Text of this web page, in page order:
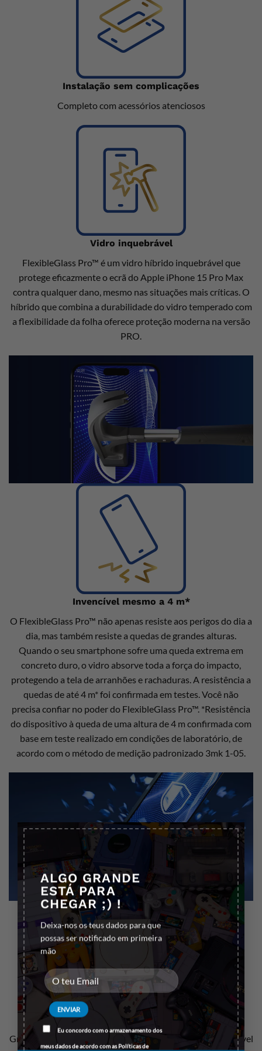
ALGO GRANDE
ESTÁ PARA
CHEGAR ;) !
Deixa-nos os teus dados para que
possas ser notificado em primeira
mão
Eu concordo com o armazenamento dos
meus dados de acordo com asPolíticas de
×
Instalação sem complicações
Completo com acessórios atenciosos
Vidro inquebrável
FlexibleGlass Pro™ é um vidro híbrido inquebrável que
protege eficazmente o ecrã do Apple iPhone 15 Pro Max
contra qualquer dano, mesmo nas situações mais críticas. O
híbrido que combina a durabilidade do vidro temperado com
a flexibilidade da folha oferece proteção moderna na versão
PRO.
Invencível mesmo a 4 m*
O FlexibleGlass Pro™ não apenas resiste aos perigos do dia a
dia, mas também resiste a quedas de grandes alturas.
Quando o seu smartphone sofre uma queda extrema em
concreto duro, o vidro absorve toda a força do impacto,
protegendo a tela de arranhões e rachaduras. A resistência a
quedas de até 4 m* foi confirmada em testes. Você não
precisa confiar no poder do FlexibleGlass Pro™. *Resistência
do dispositivo à queda de uma altura de 4 m confirmada com
base em teste realizado em condições de laboratório, de
acordo com o método de medição padronizado 3mk 1-05.
Resistente a altas temperaturas
Graças ao FlexibleGlass Pro™, você recebe proteção confiável